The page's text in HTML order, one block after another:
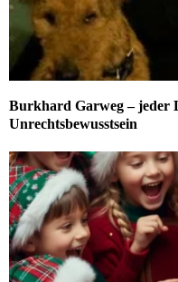
Burkhard Garweg – jeder
Unrechtsbewusstsein